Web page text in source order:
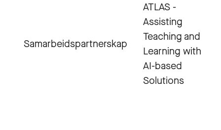
Samarbeidspartnerskap
ATLAS -
Assisting
Teaching and
Learning with
AI-based
Solutions